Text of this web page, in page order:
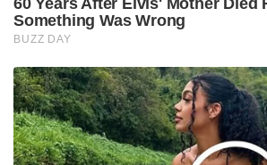
Something Was Wrong
BUZZ DAY